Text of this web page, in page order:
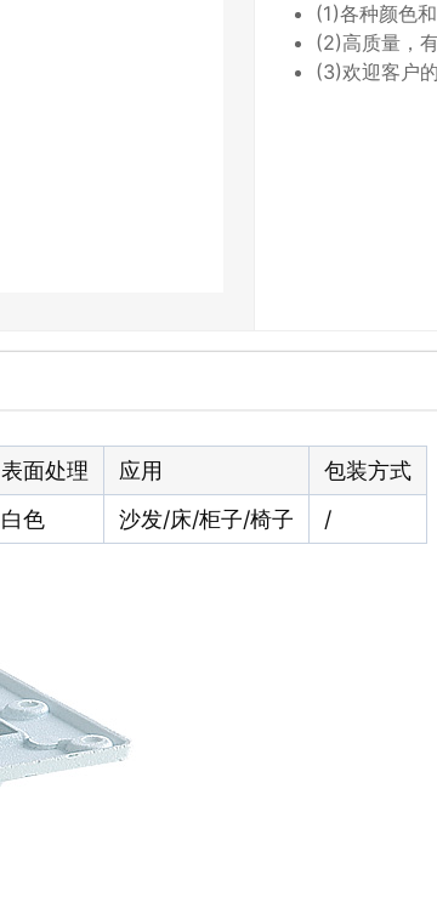
(1)各种颜色
(2)高质量，
(3)欢迎客户
表面处理 应用
包装方式
白色 沙发/床/柜子/椅子 /